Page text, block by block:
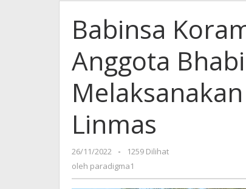
Babinsa
Anggota
Linmas
26/11/2022
oleh
paradigma1
-
1259 Dilihat
oleh paradigma1